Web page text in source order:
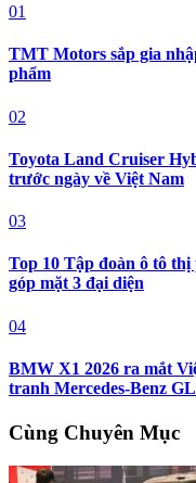
01
TMT Motors sắp gia
phẩm
02
Toyota Land Cruiser
trước ngày về Việt Nam
03
Top 10 Tập đoàn ô tô
góp mặt 3 đại diện
04
BMW X1 2026 ra mắt
tranh Mercedes-Benz
Cùng Chuyên Mục